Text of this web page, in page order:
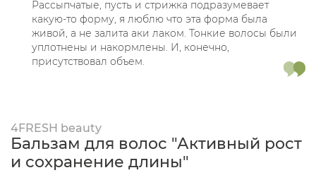
Рассыпчатые, пусть и стрижка подразумевает
какую-то форму, я люблю что эта форма была
живой, а не залита аки лаком. Тонкие волосы были
уплотнены и накормлены. И, конечно,
присутствовал объем.
4FRESH beauty
Бальзам для волос "Активный рост
и сохранение длины"